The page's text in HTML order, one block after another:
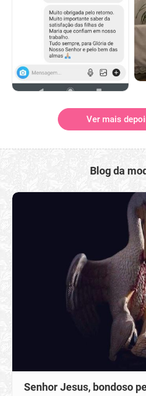
Ver mais
Blog da
Senhor Jesus, bondoso